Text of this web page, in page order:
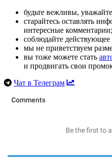
будьте вежливы,
старайтесь оставлять
интересные комментарии;
соблюдайте действующее
мы не приветствуем
вы тоже можете стать
и продвигать свои
Чат в Телеграм